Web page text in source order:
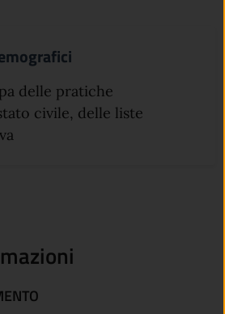
delle pratiche
civile, delle liste